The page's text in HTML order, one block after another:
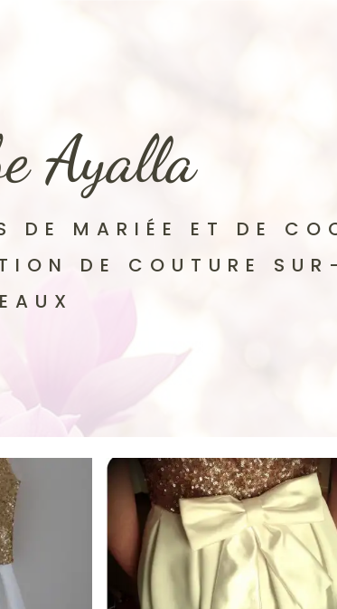
Ayalla
DE MARIÉE ET DE
DE COUTURE